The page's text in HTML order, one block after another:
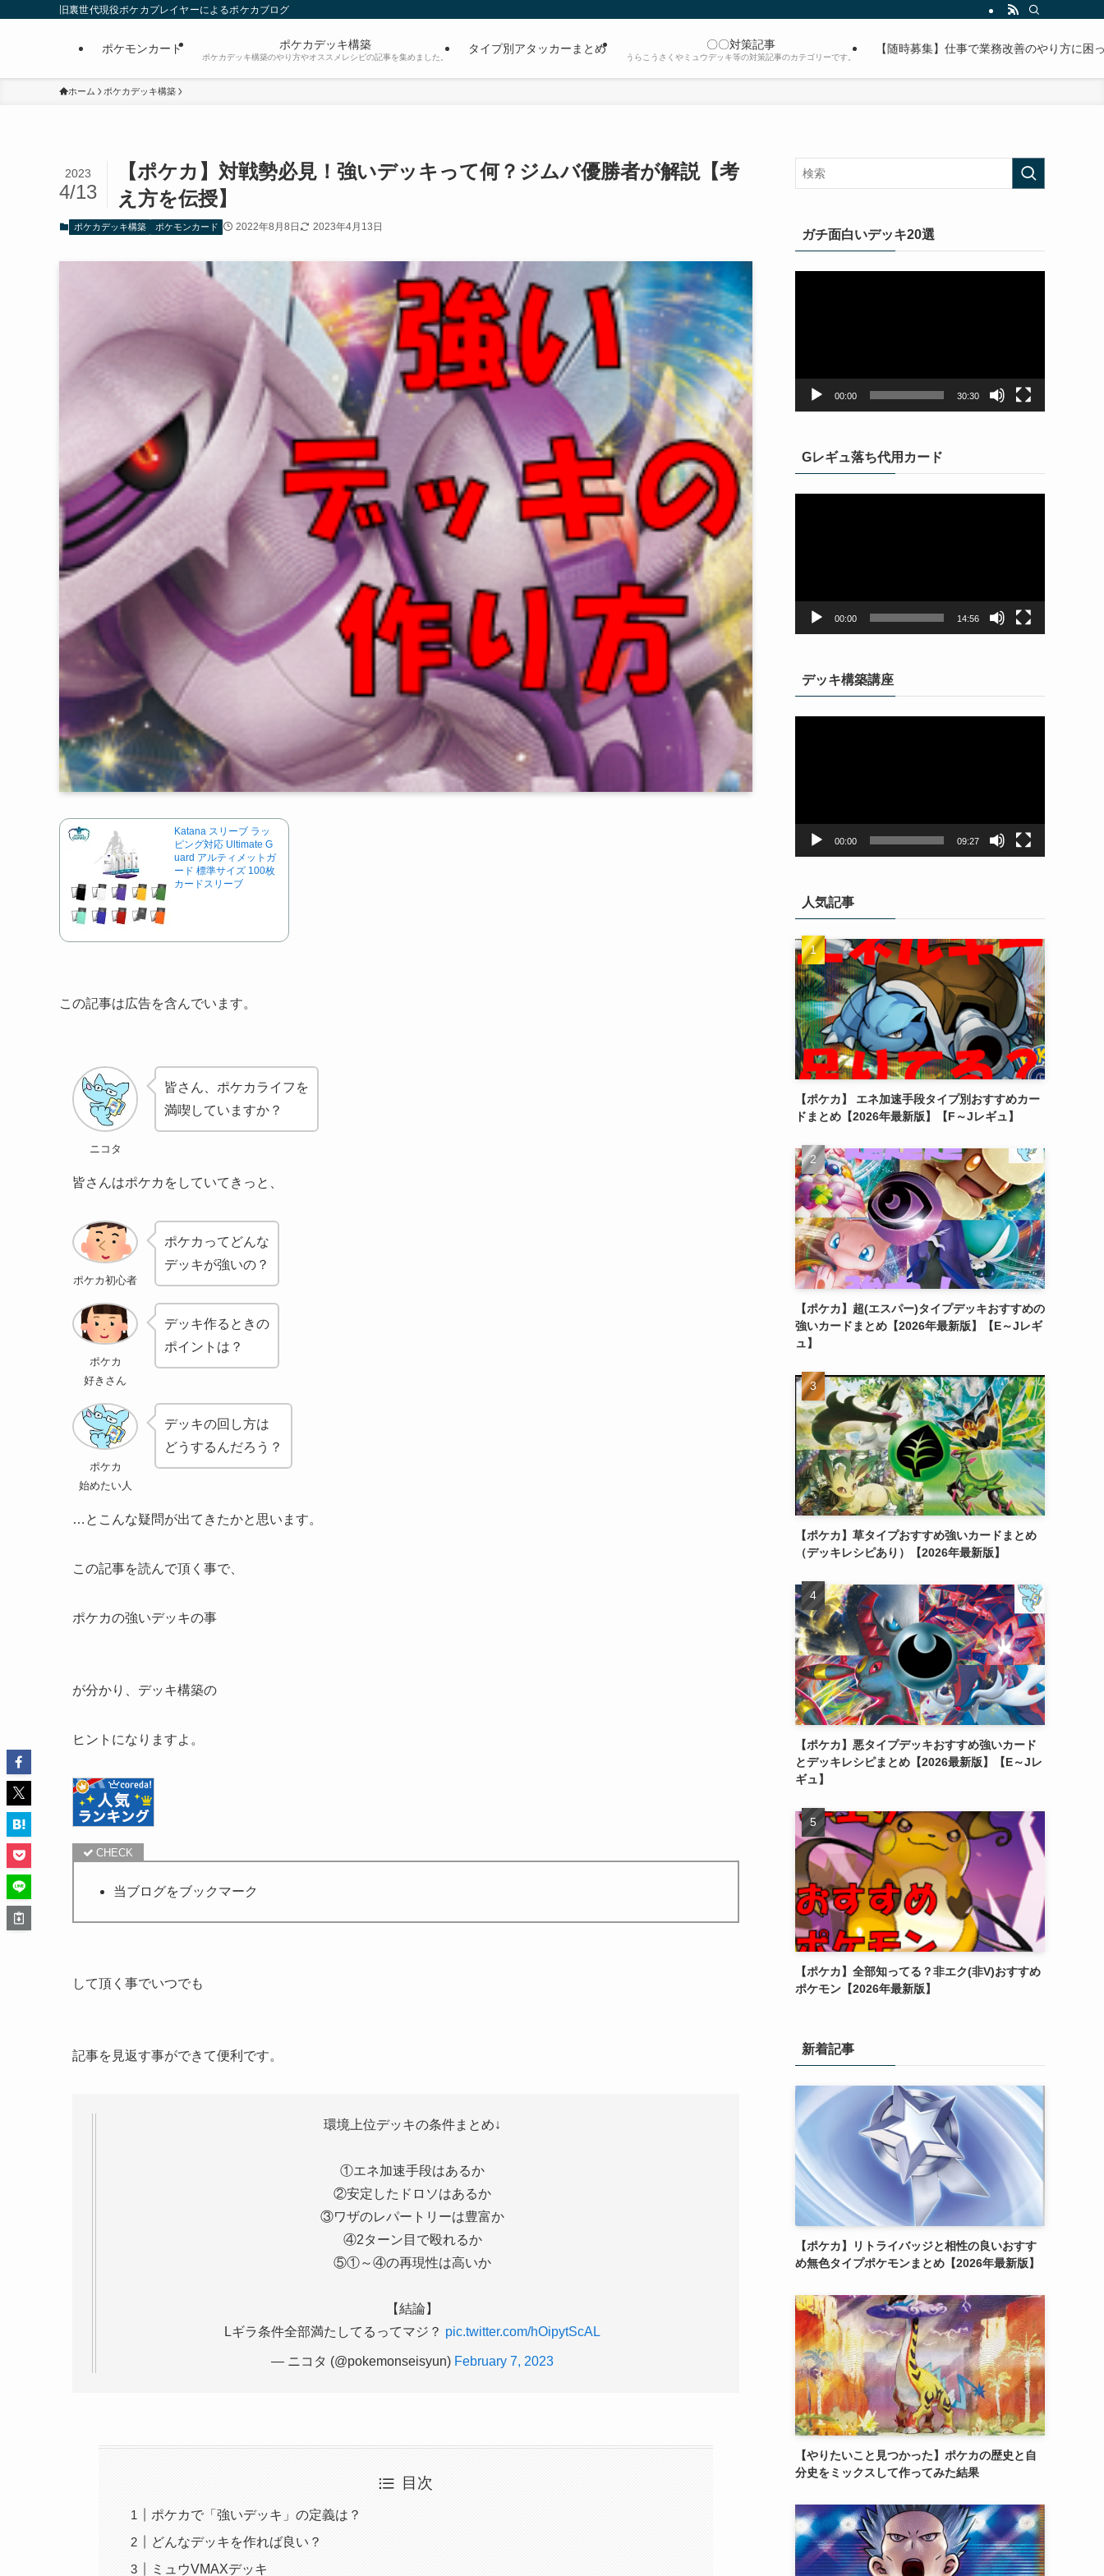
旧裏世代現役ポケカプレイヤーによるポケカブログ
ポケモンカード ポケカデッキ構築
ポケカデッキ構築のやり方やオススメレシピの記事を集めました。
タイプ別アタッカーまとめ 〇〇対策記事
うらこうさくやミュウデッキ等の対策記事のカテゴリーです。
【随時募集】仕事で業務改善のやり方に
ホーム ポケカデッキ構築
【ポケカ】対戦勢必見！強いデッキって何？ジムバ優勝者が解説【考
え方を伝授】
2023
4/13
ポケカデッキ構築 ポケモンカード 2022年8月8日 2023年4月13日
Katana スリーブ ラッ
ピング対応 Ultimate G
uard アルティメットガ
ード 標準サイズ 100枚
カードスリーブ
この記事は広告を含んでいます。
ニコタ
皆さん、ポケカライフを
満喫していますか？
皆さんはポケカをしていてきっと、
ポケカ初心者
ポケカってどんな
デッキが強いの？
ポケカ
好きさん
デッキ作るときの
ポイントは？
ポケカ
始めたい人
デッキの回し方は
どうするんだろう？
…とこんな疑問が出てきたかと思います。
この記事を読んで頂く事で、
ポケカの強いデッキの事
が分かり、デッキ構築の
ヒントになりますよ。
当ブログをブックマーク
して頂く事でいつでも
記事を見返す事ができて便利です。
環境上位デッキの条件まとめ↓
①エネ加速手段はあるか
②安定したドロソはあるか
③ワザのレパートリーは豊富か
④2ターン目で殴れるか
⑤①～④の再現性は高いか
【結論】
Lギラ条件全部満たしてるってマジ？ pic.twitter.com/hOipytScAL
— ニコタ (@pokemonseisyun) February 7, 2023
目次
ポケカで「強いデッキ」の定義は？
どんなデッキを作れば良い？
ミュウVMAXデッキ
ガチ面白いデッキ20選
00:00 30:30
Gレギュ落ち代用カード
00:00 14:56
デッキ構築講座
00:00 09:27
人気記事
【ポケカ】 エネ加速手段タイプ別おすすめカー
ドまとめ【2026年最新版】【F～Jレギュ】
【ポケカ】超(エスパー)タイプデッキおすすめの
強いカードまとめ【2026年最新版】【E～Jレギ
ュ】
【ポケカ】草タイプおすすめ強いカードまとめ
（デッキレシピあり）【2026年最新版】
【ポケカ】悪タイプデッキおすすめ強いカード
とデッキレシピまとめ【2026最新版】【E～Jレ
ギュ】
【ポケカ】全部知ってる？非エク(非V)おすすめ
ポケモン【2026年最新版】
新着記事
【ポケカ】リトライバッジと相性の良いおすす
め無色タイプポケモンまとめ【2026年最新版】
【やりたいこと見つかった】ポケカの歴史と自
分史をミックスして作ってみた結果